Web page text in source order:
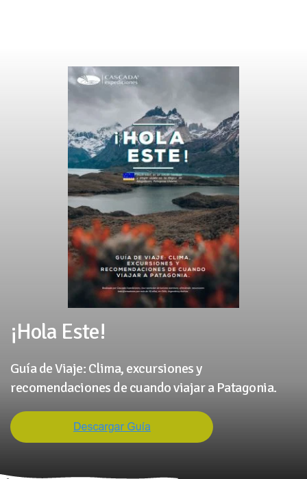
¡Hola Este!
Guía de Viaje: Clima, excursiones y
recomendaciones de cuando viajar a Patagonia.